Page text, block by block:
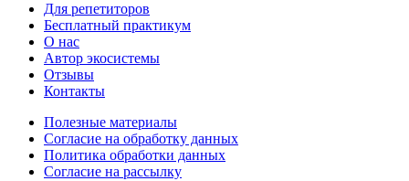
Для репетиторов
Бесплатный практикум
О нас
Автор экосистемы
Отзывы
Контакты
Полезные материалы
Согласие на обработку данных
Политика обработки данных
Согласие на рассылку